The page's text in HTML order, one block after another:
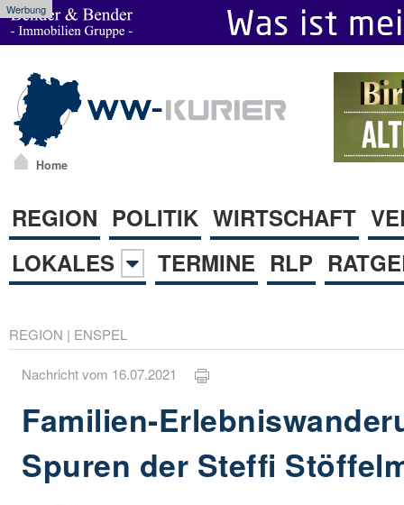
Werbung
Home
REGION POLITIK WIRTSCHAFT
LOKALES
TERMINE RLP
REGION | ENSPEL
Nachricht vom 16.07.2021
Familien-
Spuren der Steffi